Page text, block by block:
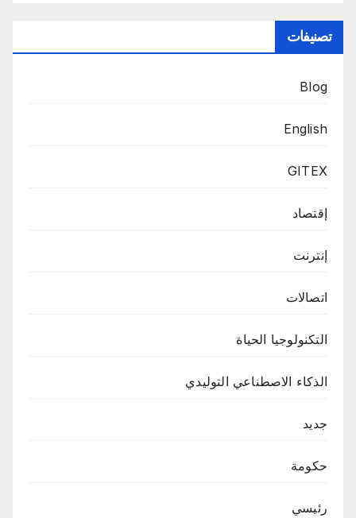
تصنيفات
Blog
English
GITEX
إقتصاد
إنترنت
اتصالات
التكنولوجيا الحياة
الذكاء الاصطناعي التوليدي
جديد
حكومة
رئيسي